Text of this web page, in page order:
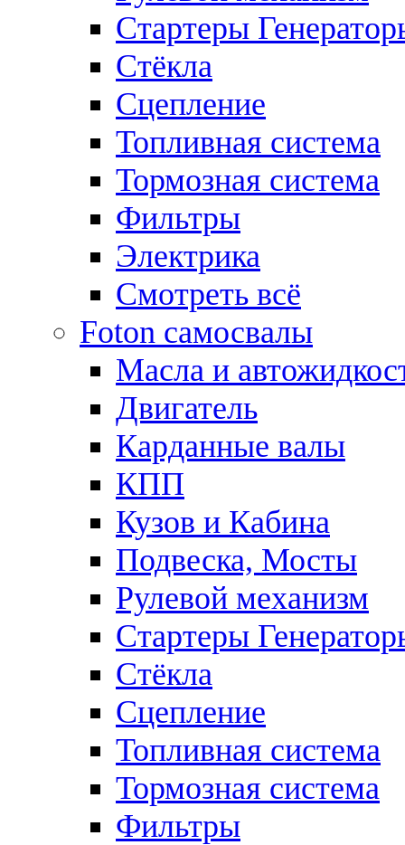
Стартеры
Стёкла
Сцепление
Топливная система
Тормозная система
Фильтры
Электрика
Смотреть всё
Foton самосвалы
Масла и
Двигатель
Карданные валы
КПП
Кузов и Кабина
Подвеска, Мосты
Рулевой механизм
Стартеры
Стёкла
Сцепление
Топливная система
Тормозная система
Фильтры